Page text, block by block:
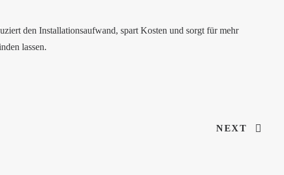
den Installationsaufwand, spart Kosten und sorgt für mehr
lassen.
NEXT